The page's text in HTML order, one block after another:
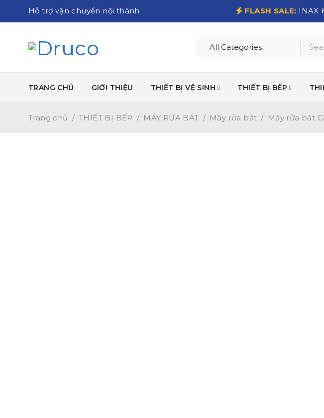
Hỗ trợ vận chuyển nội thành FLASH SALE: INAX
TRANG CHỦ GIỚI THIỆU THIẾT BỊ VỆ SINH THIẾT BỊ BẾP
Trang chủ / THIẾT BỊ BẾP / MÁY RỬA BÁT / Máy rửa bát / Máy rửa bát